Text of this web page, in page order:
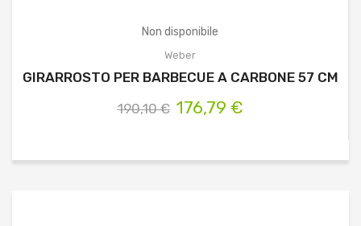
Non disponibile
Weber
GIRARROSTO PER BARBECUE A CARBONE 57 CM
190,10 € 176,79 €